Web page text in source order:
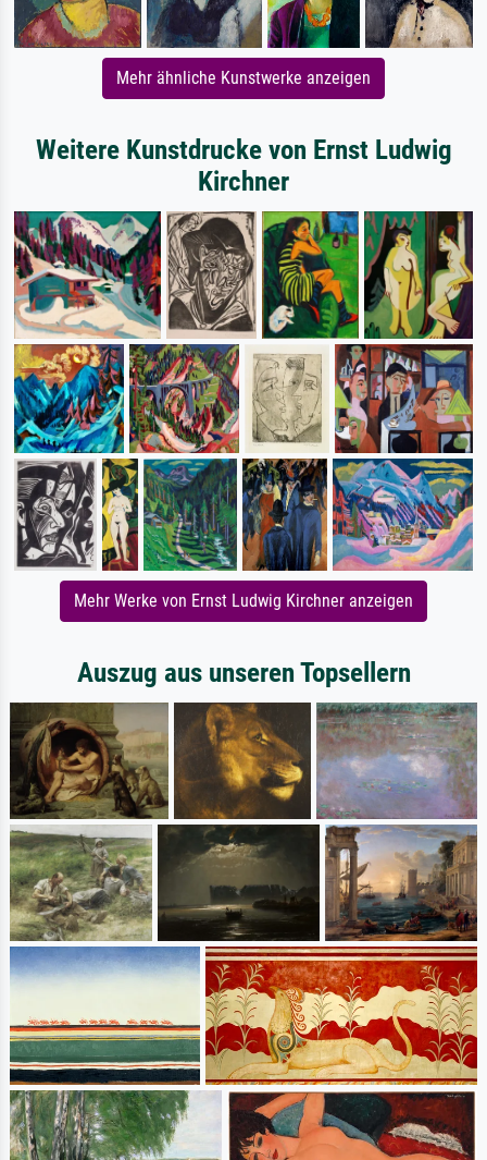
Mehr ähnliche Kunstwerke anzeigen
Weitere Kunstdrucke von Ernst Ludwig
Kirchner
Mehr Werke von Ernst Ludwig Kirchner anzeigen
Auszug aus unseren Topsellern